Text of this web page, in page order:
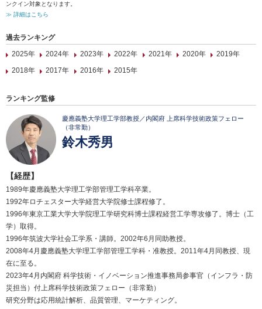
ンクイン対象となります。
≫ 詳細はこちら
過去ランキング
2025年
2024年 2023年 2022年 2021年 2020年
2019年
2018年
2017年 2016年 2015年
ランキング監修
慶應義塾大学理工学部教授／内閣府 上席科学技術政策フェロー
（非常勤）
鈴木秀男
【経歴】
1989年慶應義塾大学理工学部管理工学科卒業。
1992年ロチェスター大学経営大学院修士課程修了。
1996年東京工業大学大学院理工学研究科博士課程経営工学専攻修了。博士（工
学）取得。
1996年筑波大学社会工学系・講師。2002年6月同助教授。
2008年4月慶應義塾大学理工学部管理工学科・准教授。2011年4月同教授、現
在に至る。
2023年4月内閣府 科学技術・イノベーション推進事務局参事官（インフラ・防
災担当）付上席科学技術政策フェロー（非常勤）
研究分野は応用統計解析、品質管理、マーケティング。